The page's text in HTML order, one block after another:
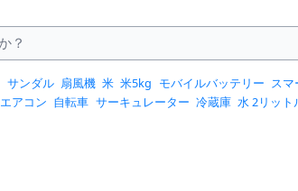
サンダル 扇風機 米 米5kg モバイルバッテリー スマ
エアコン 自転車 サーキュレーター 冷蔵庫 水 2リット